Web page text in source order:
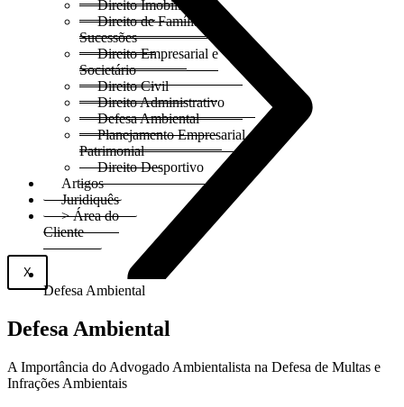
Direito Imobiliário
Direito de Família e
Sucessões
Direito Empresarial e
Societário
Direito Civil
Direito Administrativo
Defesa Ambiental
Planejamento Empresarial e
Patrimonial
Direito Desportivo
Artigos
Juridiquês
> Área do
Cliente
X
Defesa Ambiental
Defesa Ambiental
A Importância do Advogado Ambientalista na Defesa de Multas e
Infrações Ambientais